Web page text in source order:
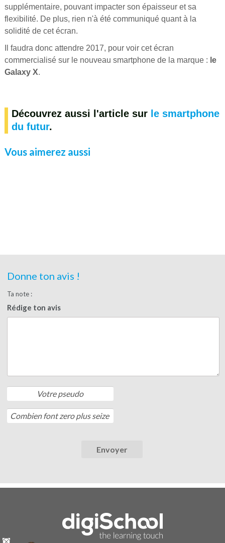
supplémentaire, pouvant impacter son épaisseur et sa
flexibilité. De plus, rien n'à été communiqué quant à la
solidité de cet écran.
Il faudra donc attendre 2017, pour voir cet écran
commercialisé sur le nouveau smartphone de la marque : le
Galaxy X.
Découvrez aussi l'article sur le smartphone
du futur.
Vous aimerez aussi
Donne ton avis !
Ta note :
Rédige ton avis